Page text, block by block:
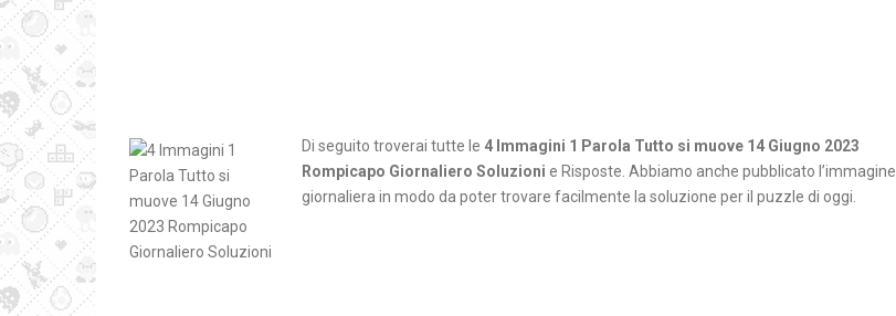
Di seguito troverai tutte le 4 Immagini 1 Parola Tutto si muove 14 Giugno 2023
Rompicapo Giornaliero Soluzioni e Risposte. Abbiamo anche pubblicato l’immagine
giornaliera in modo da poter trovare facilmente la soluzione per il puzzle di oggi.